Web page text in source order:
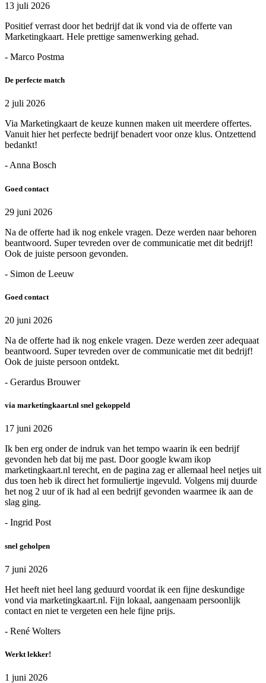
13 juli 2026
Positief verrast door het bedrijf dat ik vond via de offerte van
Marketingkaart. Hele prettige samenwerking gehad.
- Marco Postma
De perfecte match
2 juli 2026
Via Marketingkaart de keuze kunnen maken uit meerdere offertes.
Vanuit hier het perfecte bedrijf benadert voor onze klus. Ontzettend
bedankt!
- Anna Bosch
Goed contact
29 juni 2026
Na de offerte had ik nog enkele vragen. Deze werden naar behoren
beantwoord. Super tevreden over de communicatie met dit bedrijf!
Ook de juiste persoon gevonden.
- Simon de Leeuw
Goed contact
20 juni 2026
Na de offerte had ik nog enkele vragen. Deze werden zeer adequaat
beantwoord. Super tevreden over de communicatie met dit bedrijf!
Ook de juiste persoon ontdekt.
- Gerardus Brouwer
via marketingkaart.nl snel gekoppeld
17 juni 2026
Ik ben erg onder de indruk van het tempo waarin ik een bedrijf
gevonden heb dat bij me past. Door google kwam ikop
marketingkaart.nl terecht, en de pagina zag er allemaal heel netjes uit
dus toen heb ik direct het formuliertje ingevuld. Volgens mij duurde
het nog 2 uur of ik had al een bedrijf gevonden waarmee ik aan de
slag ging.
- Ingrid Post
snel geholpen
7 juni 2026
Het heeft niet heel lang geduurd voordat ik een fijne deskundige
vond via marketingkaart.nl. Fijn lokaal, aangenaam persoonlijk
contact en niet te vergeten een hele fijne prijs.
- René Wolters
Werkt lekker!
1 juni 2026